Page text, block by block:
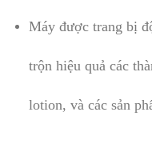
Máy được trang bị
trộn hiệu quả các
lotion, và các sản